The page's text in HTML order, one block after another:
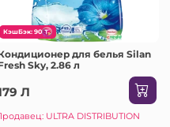
КэшБэк: 90
для белья Silan
Sky, 2.86 л
Л
ULTRA DISTRIBUTION